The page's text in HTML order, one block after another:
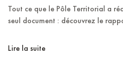
Tout ce que le Pôle Territorial a
seul document : découvrez le
Lire la suite